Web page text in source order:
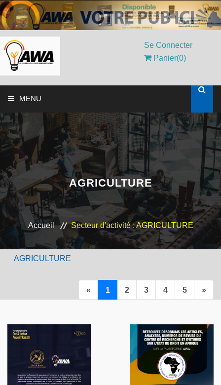
Se Connecter
Panier(0)
MENU
ACCUEIL
SOLUTIONS AUX ENTREPRISES
MON COMPTE
AWASHOP
VEILLE JURIDIQUE ET FISCALE
LES ANALYSES
AGRICULTURE
Accueil Secteur d'activité : AGRICULTURE
AGRICULTURE
«Previous
1 2 3 4 5 »